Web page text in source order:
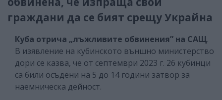
граждани да се бият срещу Украйна
Куба отрича „лъжливите обвинения” на САЩ.
В изявление на кубинското външно министерство
дори се казва, че от септември 2023 г. 26 кубинци
са били осъдени на 5 до 14 години затвор за
наемническа дейност.